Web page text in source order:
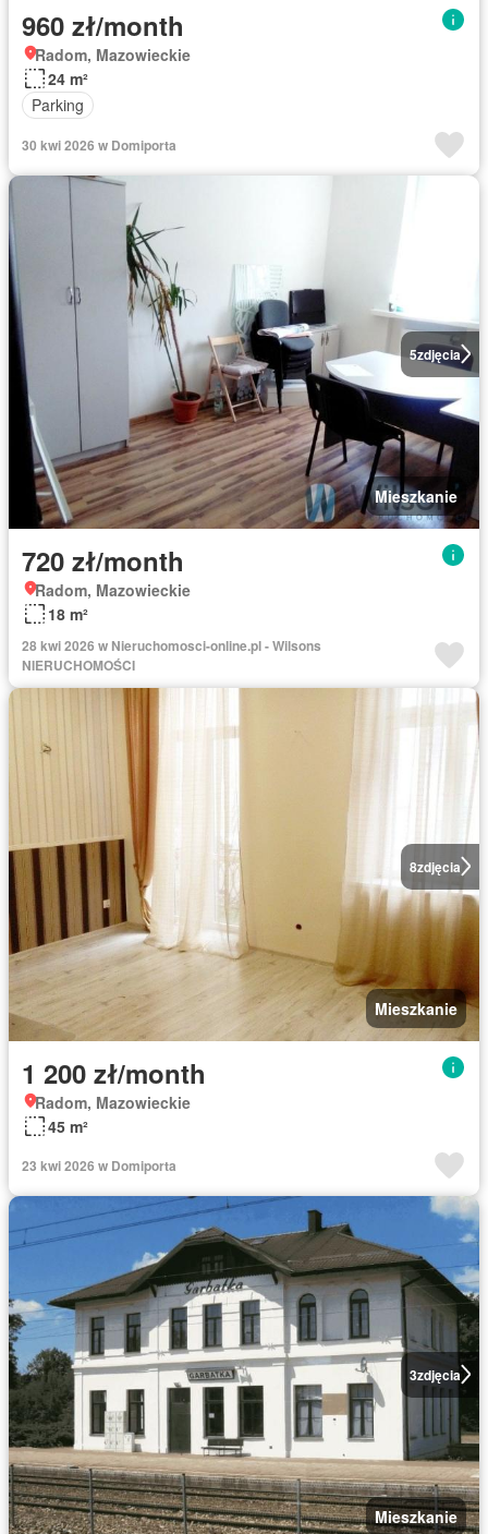
960 zł/month
Radom, Mazowieckie
24 m²
Parking
30 kwi 2026 w Domiporta
5zdjęcia
Mieszkanie
720 zł/month
Radom, Mazowieckie
18 m²
28 kwi 2026 w Nieruchomosci-online.pl - Wilsons
NIERUCHOMOŚCI
8zdjęcia
Mieszkanie
1 200 zł/month
Radom, Mazowieckie
45 m²
23 kwi 2026 w Domiporta
3zdjęcia
Mieszkanie